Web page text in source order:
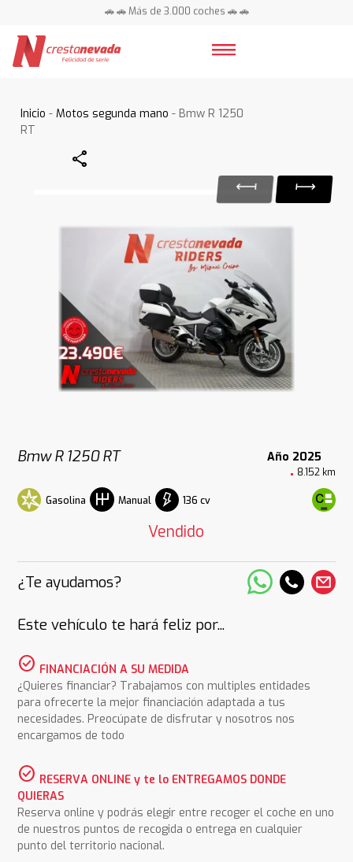
🚗 🚗 Más de 3.000 coches 🚗 🚗
Inicio -Motos segunda mano - Bmw R 1250
RT
Share
Bmw R 1250 RT Año 2025
8.152 km
Gasolina Manual 136 cv
Vendido
¿Te ayudamos?
Este vehículo te hará feliz por...
check_circle FINANCIACIÓN A SU MEDIDA
¿Quieres financiar? Trabajamos con multiples entidades
para ofrecerte la mejor financiación adaptada a tus
necesidades. Preocúpate de disfrutar y nosotros nos
encargamos de todo
check_circle RESERVA ONLINE y te lo ENTREGAMOS DONDE
QUIERAS
Reserva online y podrás elegir entre recoger el coche en uno
de nuestros puntos de recogida o entrega en cualquier
punto del territorio nacional.